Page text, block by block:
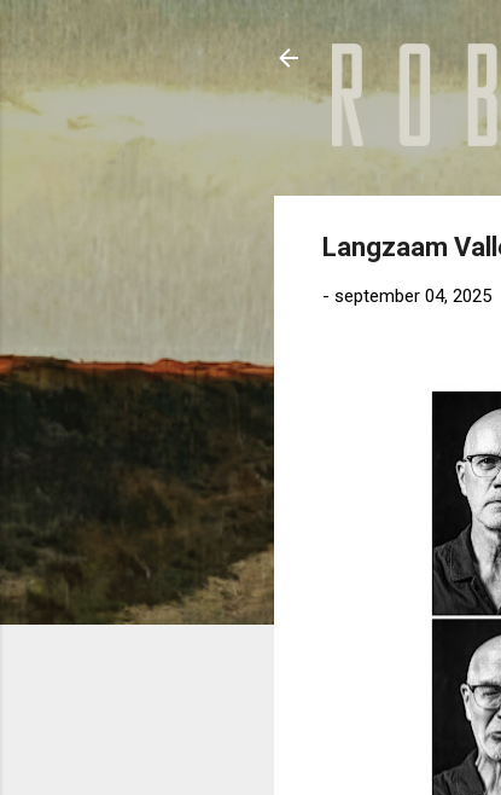
Langzaam
- september 04, 2025